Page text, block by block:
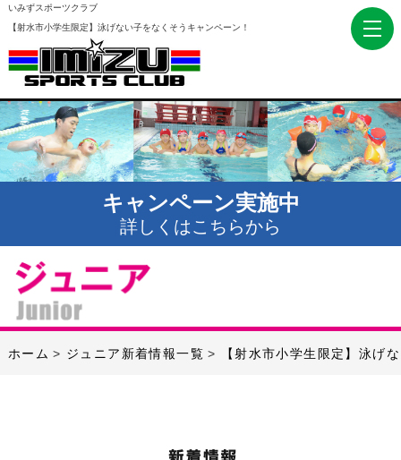
いみずスポーツクラブ
【射水市小学生限定】泳げない子をなくそうキャンペーン！
キャンペーン実施中
詳しくはこちらから
ホーム ジュニア新着情報一覧 【射水市小学生限定】泳げ